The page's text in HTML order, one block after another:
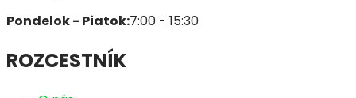
Pondelok - Piatok:7:00 - 15:30
ROZCESTNÍK